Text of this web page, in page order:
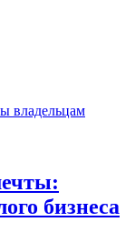
бизнеса